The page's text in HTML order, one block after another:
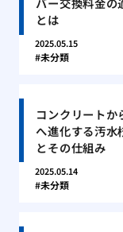
とは
2025.05.15
未分類
コンクリートか
へ進化する汚水
とその仕組み
2025.05.14
未分類